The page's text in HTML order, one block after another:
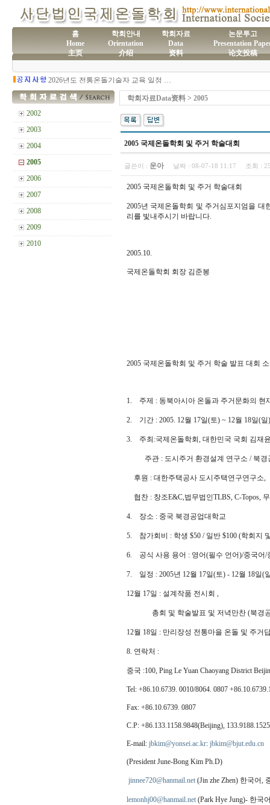
홈
Home
主页
학회안내
Orientation
介绍
학회자료
Data
资料
논문투고
Presentation
论文投稿
(사)국제온돌학회 연간 기부금 모금액 및 활용실적 명세서
2026년도 전통온돌기술자 교육 일정 안내
제60차 전통온돌기술자 교육 모집
제59차 전통온돌기술자 1,2급 교육과정 모집 안내
2002
2003
2004
2005
2006
2007
2008
2009
2010
학회자료Data资料 > 2005
2005 국제온돌학회 및 주거 학술대회
글쓴이 : 운아 날짜 : 08-07-18 11:17 조회 :
2005 국제온돌학회 및 주거 학술대회
2005년 국제온돌학회 및 주거심포지엄을
리를 빛내주시기 바랍니다.
2005.10.
국제온돌학회 회장 김준봉
2005 국제온돌학회 및 주거 학술 발표 대회
1. 주제 : 동북아시아 온돌과 주거문화의 현
2. 기간 : 2005. 12월 17일(토) ~ 12월 18일(일)
3. 주최:국제온돌학회, 대한민국 국회 김재
주관 : 도시주거 환경설계 연구소 / 북경
후원 : 대한주택공사 도시주택연구연구소,
협찬 : 창조E&C,법무법인TLBS, C-Topos,
4. 장소 : 중국 북경공업대학교
5. 참가회비 : 학생 $50 / 일반 $100 (학회지
6. 공식 사용 용어 : 영어(필수 언어)/중국어/
7. 일정 : 2005년 12월 17일(토) - 12월 18일(
12월 17일 : 설계작품 전시회 ,
총회 및 학술발표 및 저녁만찬 (북경공
12월 18일 : 만리장성 전통마을 온돌 및 주거
8. 연락처 :
중국 :100, Ping Le Yuan Chaoyang District
Tel: +86.10.6739. 0010/8064. 0807
Fax: +86.10.6739. 0807
C.P: +86.133.1158.9848(Beijing), 133.9188.1525
E-mail: jbkim@yonsei.ac.kr: jbkim@bjut.edu.cn
(President June-Bong Kim Ph.D)
jinnee720@hanmail.net(Jin zhe Zhen) 한국어,
lemonhj00@hanmail.net(Park Hye Jung)- 한국